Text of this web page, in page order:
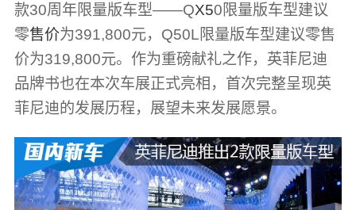
款30周年限量版车型——QX50限量版车型建议
零售价为391,800元，Q50L限量版车型建议零售
价为319,800元。作为重磅献礼之作，英菲尼迪
品牌书也在本次车展正式亮相，首次完整呈现英
菲尼迪的发展历程，展望未来发展愿景。